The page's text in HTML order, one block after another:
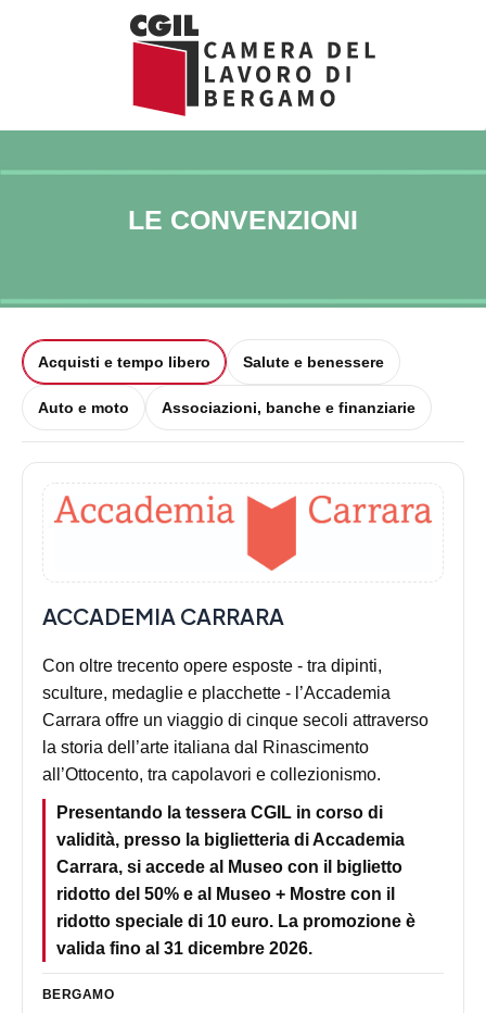
LE CONVENZIONI
Acquisti e tempo libero Salute e benessere
Auto e moto Associazioni, banche e finanziarie
ACCADEMIA CARRARA
Con oltre trecento opere esposte - tra dipinti,
sculture, medaglie e placchette - l’Accademia
Carrara offre un viaggio di cinque secoli attraverso
la storia dell’arte italiana dal Rinascimento
all’Ottocento, tra capolavori e collezionismo.
Presentando la tessera CGIL in corso di
validità, presso la biglietteria di Accademia
Carrara, si accede al Museo con il biglietto
ridotto del 50% e al Museo + Mostre con il
ridotto speciale di 10 euro. La promozione è
valida fino al 31 dicembre 2026.
BERGAMO